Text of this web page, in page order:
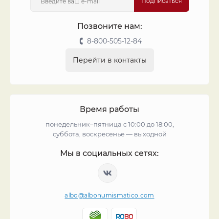
Позвоните нам:
8-800-505-12-84
Перейти в контакты
Время работы
понедельник–пятница с 10:00 до 18:00,
суббота, воскресенье — выходной
Мы в социальных сетях:
albo@albonumismatico.com